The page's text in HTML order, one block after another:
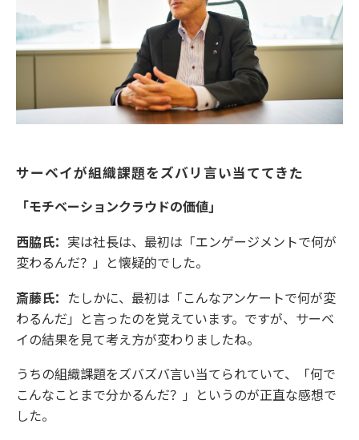
サーベイが組織課題をズバリ言い当ててきた
「モチベーションクラウドの価値」
西脇氏： 実は社長は、最初は「エンゲージメントで何が
変わるんだ？」と懐疑的でした。
斎藤氏： たしかに、最初は「こんなアンケートで何が変
わるんだ」と言ったのを覚えています。ですが、サーベ
イの結果を見て考え方が変わりましたね。
うちの組織課題をズバズバ言い当てられていて、「何で
こんなことまで分かるんだ？」というのが正直な感想で
した。